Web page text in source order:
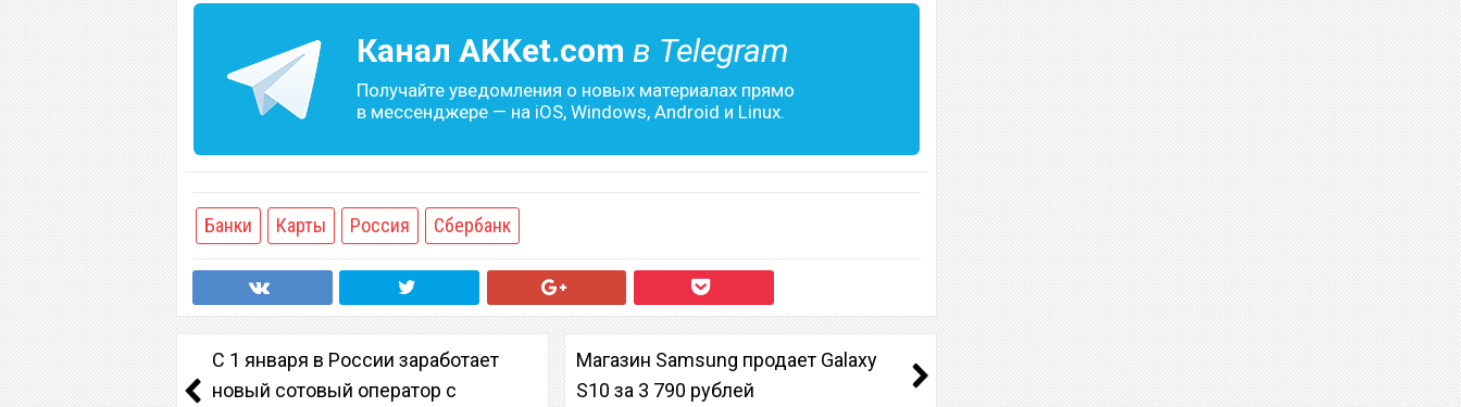
Канал AKKet.com в Telegram
Получайте уведомления о новых материалах прямо
в мессенджере — на iOS, Windows, Android и Linux.
Банки Карты Россия Сбербанк
С 1 января в России заработает
новый сотовый оператор с
Магазин Samsung продает Galaxy
S10 за 3 790 рублей